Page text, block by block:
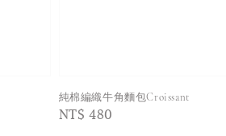
純棉編織牛角麵包Croissant
Regular
NT$ 480